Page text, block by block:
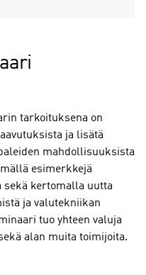
tarkoituksena on
ja lisätä
mahdollisuuksista
esimerkkejä
kertomalla uutta
ja valutekniikan
tuo yhteen valuja
alan muita toimijoita.